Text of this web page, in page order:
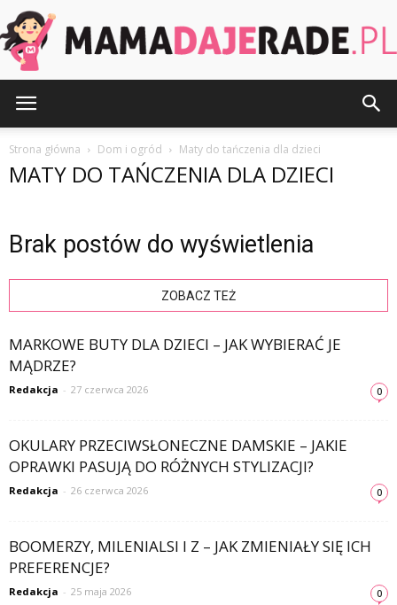
Strona główna Dom i ogród Maty do tańczenia dla dzieci
MATY DO TAŃCZENIA DLA DZIECI
Brak postów do wyświetlenia
ZOBACZ TEŻ
MARKOWE BUTY DLA DZIECI – JAK WYBIERAĆ JE
MĄDRZE?
Redakcja - 27 czerwca 2026 0
OKULARY PRZECIWSŁONECZNE DAMSKIE – JAKIE
OPRAWKI PASUJĄ DO RÓŻNYCH STYLIZACJI?
Redakcja - 26 czerwca 2026 0
BOOMERZY, MILENIALSI I Z – JAK ZMIENIAŁY SIĘ ICH
PREFERENCJE?
Redakcja - 25 maja 2026 0